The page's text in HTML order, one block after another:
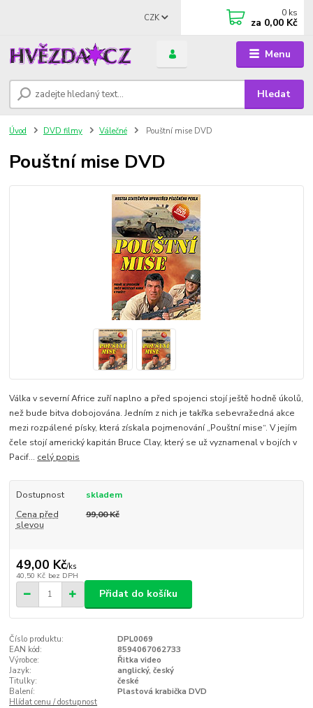
Menu
CZK
Hledat
0 ks
za 0,00 Kč
Úvod DVD filmy Válečné Pouštní mise DVD
Pouštní mise DVD
Válka v severní Africe zuří naplno a před spojenci stojí ještě hodně úkolů,
než bude bitva dobojována. Jedním z nich je takřka sebevražedná akce
mezi rozpálené písky, která získala pojmenování „Pouštní mise“. V jejím
čele stojí americký kapitán Bruce Clay, který se už vyznamenal v bojích v
Pacif... celý popis
Dostupnost
skladem
Cena před
slevou
99,00 Kč
49,00 Kč/ks
40,50 Kč bez DPH
Přidat do košíku
Číslo produktu:
DPL0069
EAN kód:
8594067062733
Výrobce:
Řitka video
Jazyk:
anglický, český
Titulky:
české
Balení:
Plastová krabička DVD
Hlídat cenu / dostupnost